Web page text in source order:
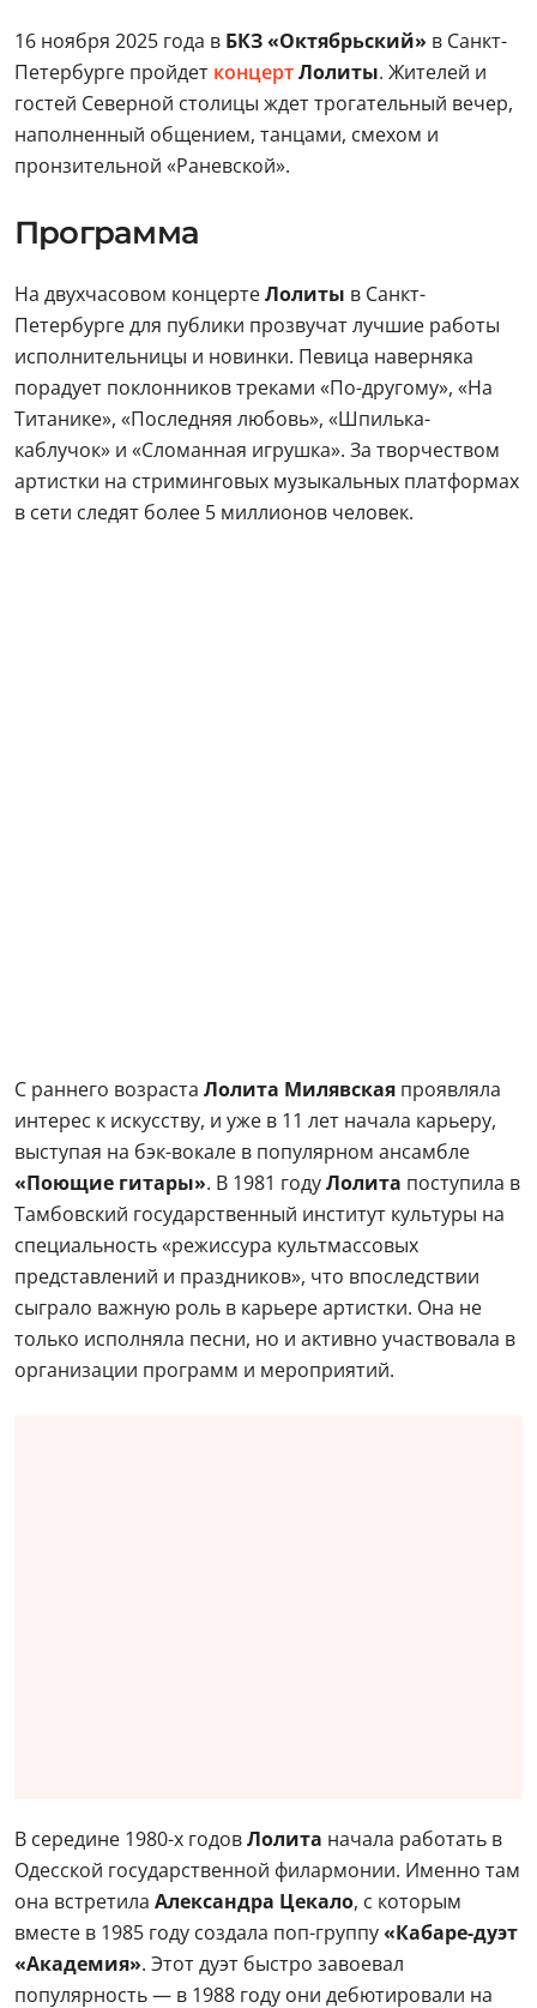
16 ноября 2025 года в БКЗ «Октябрьский» в Санкт-
Петербурге пройдет концертЛолиты. Жителей и
гостей Северной столицы ждет трогательный вечер,
наполненный общением, танцами, смехом и
пронзительной «Раневской».
Программа
На двухчасовом концертеЛолиты в Санкт-
Петербурге для публики прозвучат лучшие работы
исполнительницы и новинки. Певица наверняка
порадует поклонников треками «По-другому», «На
Титанике», «Последняя любовь», «Шпилька-
каблучок» и «Сломанная игрушка». За творчеством
артистки на стриминговых музыкальных платформах
в сети следят более 5 миллионов человек.
С раннего возраста Лолита Милявская проявляла
интерес к искусству, и уже в 11 лет начала карьеру,
выступая на бэк-вокале в популярном ансамбле
«Поющие гитары». В 1981 годуЛолита поступила в
Тамбовский государственный институт культуры на
специальность «режиссура культмассовых
представлений и праздников», что впоследствии
сыграло важную роль в карьере артистки. Она не
только исполняла песни, но и активно участвовала в
организации программ и мероприятий.
В середине 1980-х годовЛолита начала работать в
Одесской государственной филармонии. Именно там
она встретила Александра Цекало, с которым
вместе в 1985 году создала поп-группу«Кабаре-дуэт
«Академия». Этот дуэт быстро завоевал
популярность — в 1988 году они дебютировали на